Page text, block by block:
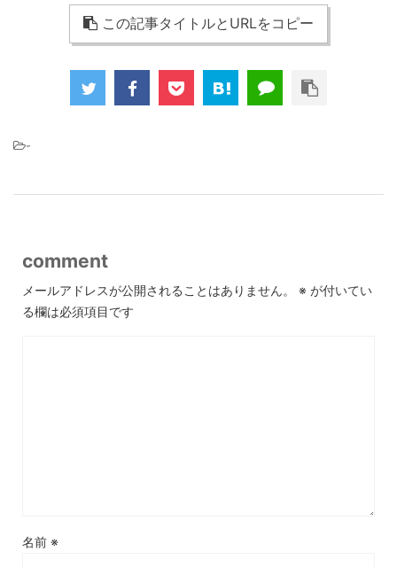
この記事タイトルとURLをコピー
-
comment
メールアドレスが公開されることはありません。 ※ が付いてい
る欄は必須項目です
名前 ※